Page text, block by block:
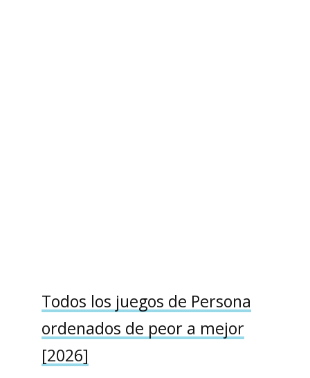
Todos los juegos de Persona
ordenados de peor a mejor
[2026]